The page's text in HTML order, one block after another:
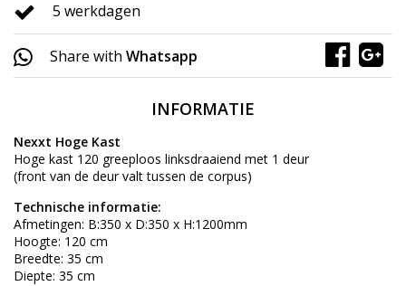
5 werkdagen
Share with Whatsapp
INFORMATIE
Nexxt Hoge Kast
Hoge kast 120 greeploos linksdraaiend met 1 deur
(front van de deur valt tussen de corpus)
Technische informatie:
Afmetingen: B:350 x D:350 x H:1200mm
Hoogte: 120 cm
Breedte: 35 cm
Diepte: 35 cm